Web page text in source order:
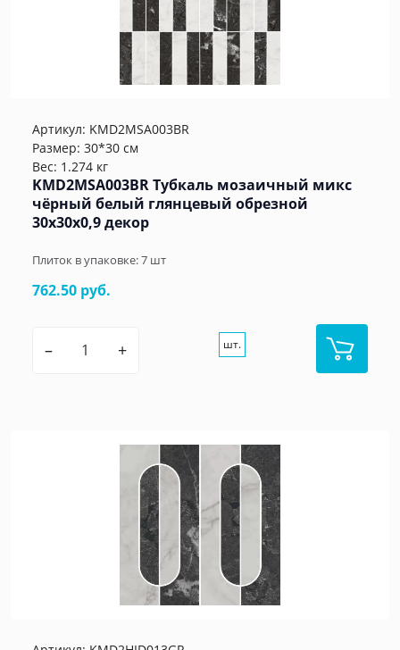
Артикул: KMD2MSA003BR
Размер: 30*30 см
Вес: 1.274 кг
KMD2MSA003BR Тубкаль мозаичный микс
чёрный белый глянцевый обрезной
30x30x0,9 декор
Плиток в упаковке:7 шт
762.50 руб.
– + шт.